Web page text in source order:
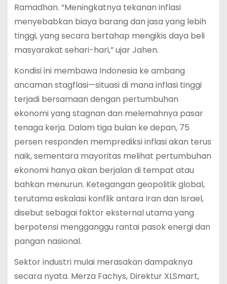
Ramadhan. “Meningkatnya tekanan inflasi
menyebabkan biaya barang dan jasa yang lebih
tinggi, yang secara bertahap mengikis daya beli
masyarakat sehari-hari,” ujar Jahen.
Kondisi ini membawa Indonesia ke ambang
ancaman stagflasi—situasi di mana inflasi tinggi
terjadi bersamaan dengan pertumbuhan
ekonomi yang stagnan dan melemahnya pasar
tenaga kerja. Dalam tiga bulan ke depan, 75
persen responden memprediksi inflasi akan terus
naik, sementara mayoritas melihat pertumbuhan
ekonomi hanya akan berjalan di tempat atau
bahkan menurun. Ketegangan geopolitik global,
terutama eskalasi konflik antara Iran dan Israel,
disebut sebagai faktor eksternal utama yang
berpotensi mengganggu rantai pasok energi dan
pangan nasional.
Sektor industri mulai merasakan dampaknya
secara nyata. Merza Fachys, Direktur XLSmart,